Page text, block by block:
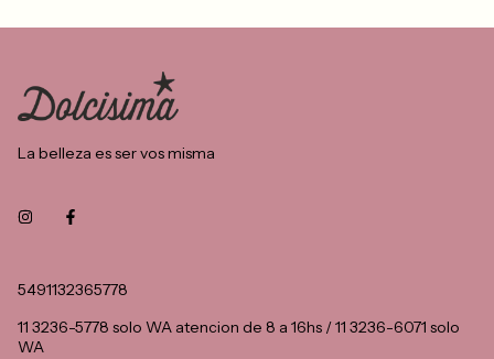
La belleza es ser vos misma
5491132365778
11 3236-5778 solo WA atencion de 8 a 16hs / 11 3236-6071 solo
WA